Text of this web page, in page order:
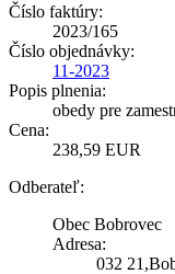
Číslo faktúry:
2023/165
Číslo objednávky:
11-2023
Popis plnenia:
obedy pre
Cena:
238,59 EUR
Odberateľ:
Obec Bobrovec
Adresa:
032